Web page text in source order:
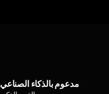
مدعوم بالذكاء الصناعي